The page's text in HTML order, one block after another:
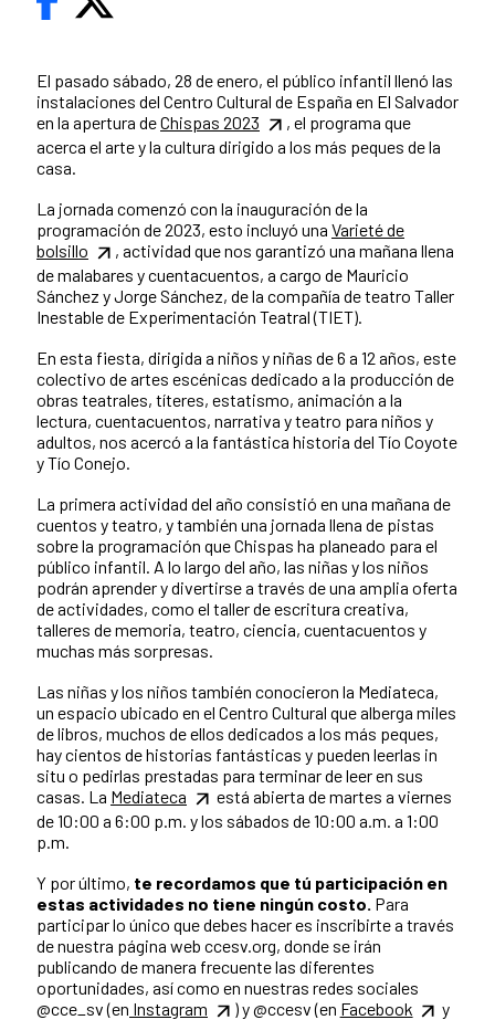
El pasado sábado, 28 de enero, el público infantil llenó las
instalaciones del Centro Cultural de España en El Salvador
en la apertura deChispas 2023
, el programa que
acerca el arte y la cultura dirigido a los más peques de la
casa.
La jornada comenzó con la inauguración de la
programación de 2023, esto incluyó una Varieté de
bolsillo
, actividad que nos garantizó una mañana llena
de malabares y cuentacuentos, a cargo de Mauricio
Sánchez y Jorge Sánchez, de la compañía de teatro Taller
Inestable de Experimentación Teatral (TIET).
En esta fiesta, dirigida a niños y niñas de 6 a 12 años, este
colectivo de artes escénicas dedicado a la producción de
obras teatrales, títeres, estatismo, animación a la
lectura, cuentacuentos, narrativa y teatro para niños y
adultos, nos acercó a la fantástica historia del Tío Coyote
y Tío Conejo.
La primera actividad del año consistió en una mañana de
cuentos y teatro, y también una jornada llena de pistas
sobre la programación que Chispas ha planeado para el
público infantil. A lo largo del año, las niñas y los niños
podrán aprender y divertirse a través de una amplia oferta
de actividades, como el taller de escritura creativa,
talleres de memoria, teatro, ciencia, cuentacuentos y
muchas más sorpresas.
Las niñas y los niños también conocieron la Mediateca,
un espacio ubicado en el Centro Cultural que alberga miles
de libros, muchos de ellos dedicados a los más peques,
hay cientos de historias fantásticas y pueden leerlas in
situ o pedirlas prestadas para terminar de leer en sus
casas. La Mediateca
está abierta de martes a viernes
de 10:00 a 6:00 p.m. y los sábados de 10:00 a.m. a 1:00
p.m.
Y por último, te recordamos que tú participación en
estas actividades no tiene ningún costo. Para
participar lo único que debes hacer es inscribirte a través
de nuestra página web ccesv.org, donde se irán
publicando de manera frecuente las diferentes
oportunidades, así como en nuestras redes sociales
@cce_sv (en Instagram ) y @ccesv (en Facebook
y